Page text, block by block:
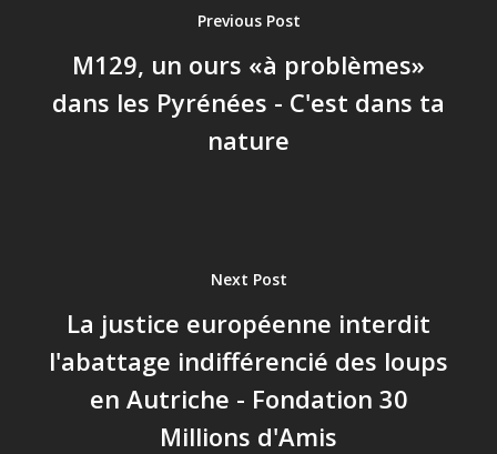
Previous Post
M129, un ours «à problèmes»
dans les Pyrénées - C'est dans ta
nature
Next Post
La justice européenne interdit
l'abattage indifférencié des loups
en Autriche - Fondation 30
Millions d'Amis